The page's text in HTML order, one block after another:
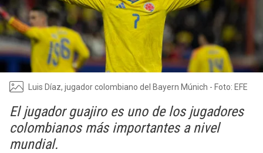
Luis Díaz, jugador colombiano del Bayern Múnich - Foto: EFE
El jugador guajiro es uno de los jugadores
colombianos más importantes a nivel
mundial.